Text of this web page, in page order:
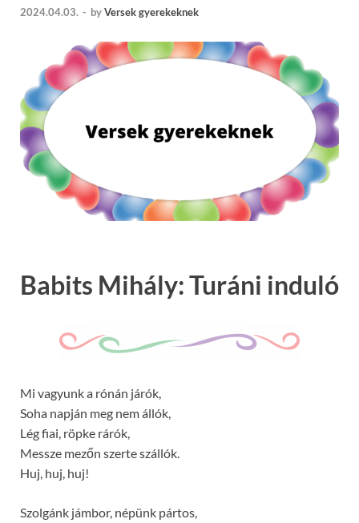
2024.04.03. - byVersek gyerekeknek
Babits Mihály: Turáni induló
Mi vagyunk a rónán járók,
Soha napján meg nem állók,
Lég fiai, röpke rárók,
Messze mezőn szerte szállók.
Huj, huj, huj!
Szolgánk jámbor, népünk pártos,